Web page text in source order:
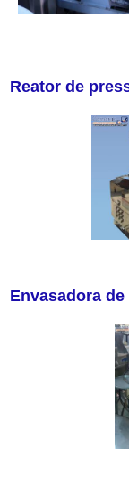
Reator de
Envasadora